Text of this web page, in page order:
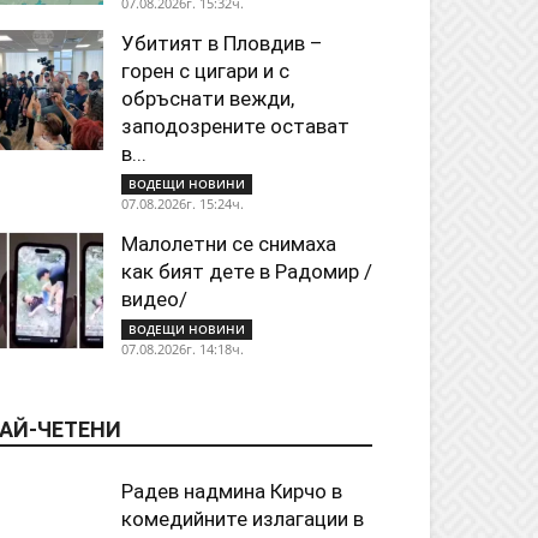
Убитият в Пловдив –
горен с цигари и с
обръснати вежди,
заподозрените остават
в...
ВОДЕЩИ НОВИНИ
07.08.2026г. 15:24ч.
Малолетни се снимаха
как бият дете в Радомир /
видео/
ВОДЕЩИ НОВИНИ
07.08.2026г. 14:18ч.
ЧЕТЕНИ
Радев надмина Кирчо в
комедийните излагации в